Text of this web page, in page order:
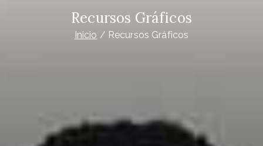
Recursos Gráficos
Inicio Recursos Gráficos